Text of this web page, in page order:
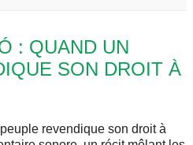
: QUAND UN
SON DROIT À
revendique son droit à